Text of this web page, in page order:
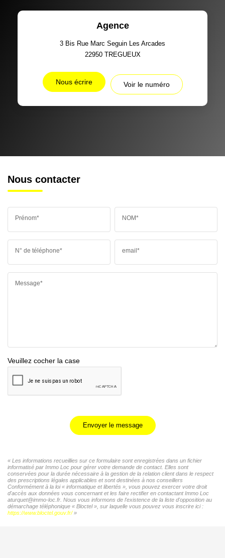
Agence
3 Bis Rue Marc Seguin Les Arcades
22950 TREGUEUX
Nous écrire Voir le numéro
Nous contacter
Prénom* NOM*
N° de téléphone* email*
Message*
Veuillez cocher la case
Envoyer le message
« Les informations recueillies sur ce formulaire sont enregistrées dans un fichier
informatisé par Immo Loc pour gérer votre demande de contact. Elles sont
conservées pour la durée nécessaire à la gestion de la relation client dans le respect
des prescriptions légales applicables et sont destinées à nos conseillers
Conformément à la loi « informatique et libertés », vous pouvez exercer votre droit
d'accès aux données vous concernant et les faire rectifier en contactant Immo Loc
aturquet@immo-loc.fr. Nous vous informons de l'existence de la liste d'opposition au
démarchage téléphonique « Bloctel », sur laquelle vous pouvez vous inscrire ici :
https://www.bloctel.gouv.fr/»